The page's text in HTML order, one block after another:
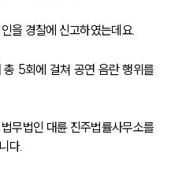
을 경찰에 신고하였는데요.
5회에 걸쳐 공연 음란 행위를
무법인 대륜 진주법률사무소를
다.